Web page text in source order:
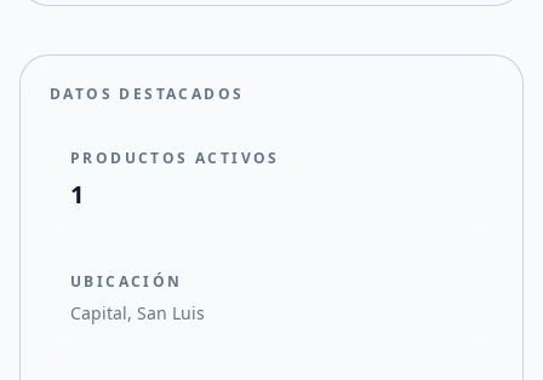
DATOS DESTACADOS
PRODUCTOS ACTIVOS
1
UBICACIÓN
Capital, San Luis